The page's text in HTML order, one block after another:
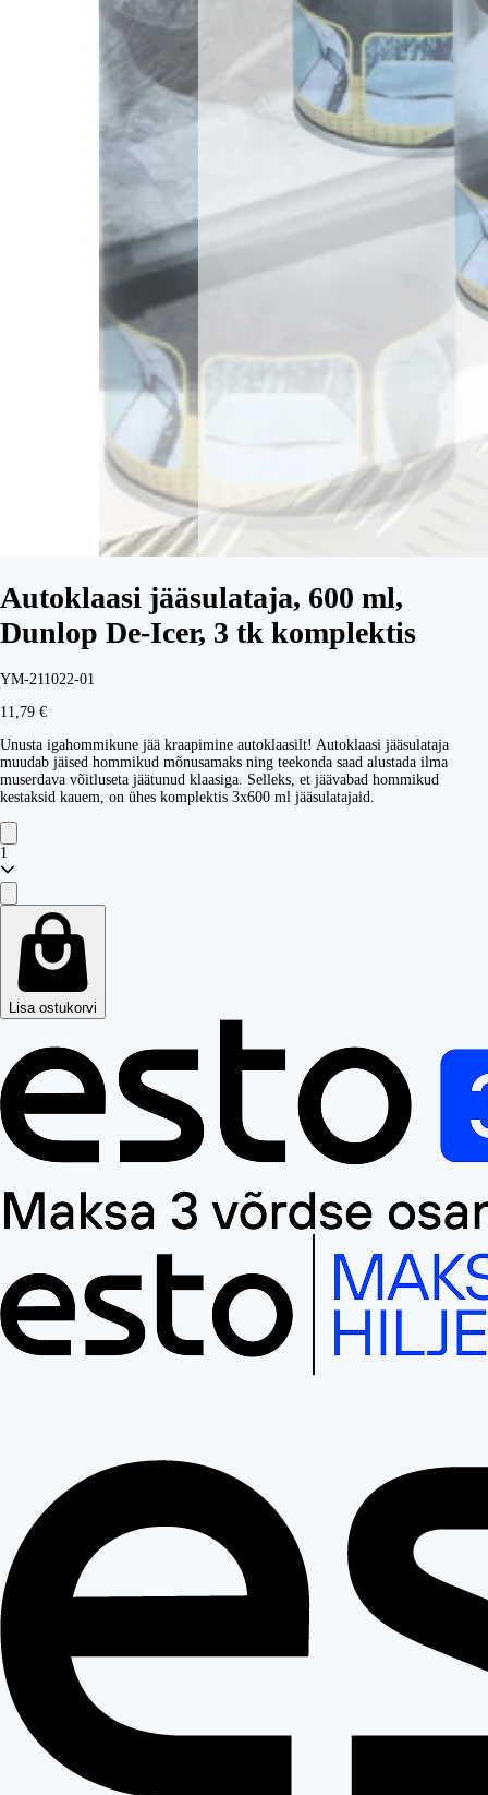
Autoklaasi jääsulataja, 600 ml,
Dunlop De-Icer, 3 tk komplektis
YM-211022-01
11,79 €
Unusta igahommikune jää kraapimine autoklaasilt! Autoklaasi jääsulataja
muudab jäised hommikud mõnusamaks ning teekonda saad alustada ilma
muserdava võitluseta jäätunud klaasiga. Selleks, et jäävabad hommikud
kestaksid kauem, on ühes komplektis 3x600 ml jääsulatajaid.
1
Lisa ostukorvi